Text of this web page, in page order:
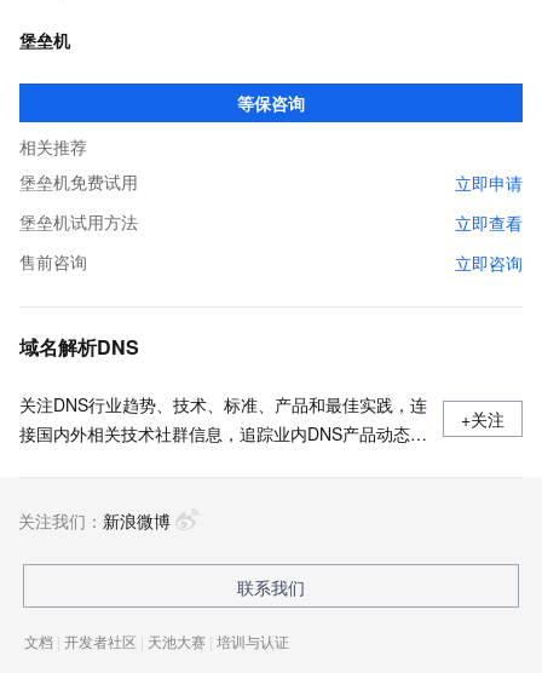
堡垒机
等保咨询
相关推荐
堡垒机免费试用
立即申请
堡垒机试用方法
立即查看
售前咨询
立即咨询
域名解析DNS
关注DNS行业趋势、技术、标准、产品和最佳实践，连
接国内外相关技术社群信息，追踪业内DNS产品动态，
+关注
关注我们： 新浪微博
联系我们
文档 | 开发者社区 | 天池大赛 | 培训与认证